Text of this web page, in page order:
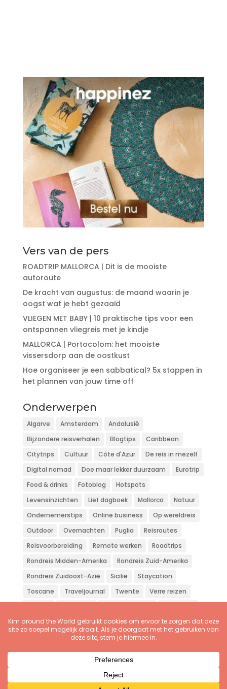
Vers van de pers
ROADTRIP MALLORCA | Dit is de mooiste
autoroute
De kracht van augustus: de maand waarin je
oogst wat je hebt gezaaid
VLIEGEN MET BABY | 10 praktische tips voor een
ontspannen vliegreis met je kindje
MALLORCA | Portocolom: het mooiste
vissersdorp aan de oostkust
Hoe organiseer je een sabbatical? 5x stappen in
het plannen van jouw time off
Onderwerpen
Algarve Amsterdam
Andalusië
Bijzondere reisverhalen
Blogtips
Caribbean
Citytrips
Cultuur Côte d'Azur
De reis in mezelf
Digital nomad
Doe maar lekker duurzaam
Eurotrip
Food & drinks
Fotoblog
Hotspots
Levensinzichten
Lief dagboek Mallorca
Natuur
Ondernemerstips
Online business
Op wereldreis
Outdoor
Overnachten Puglia
Reisroutes
Reisvoorbereiding
Remote werken
Roadtrips
Rondreis Midden-Amerika
Rondreis Zuid-Amerika
Rondreis Zuidoost-Azië
Sicilië
Staycation
Toscane
Traveljournal Twente
Verre reizen
Zon zee strand
Zuid-Europa
© 2016-2026Kim Nijmeijer| Kim around the World |